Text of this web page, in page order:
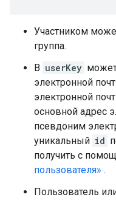
Участником
группа.
В userKey
электронной
электронной
основной адрес
псевдоним
уникальный id
получить с
пользователя» .
Пользователь